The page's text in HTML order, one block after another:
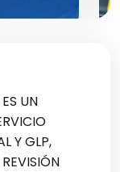
UN
Y GLP,